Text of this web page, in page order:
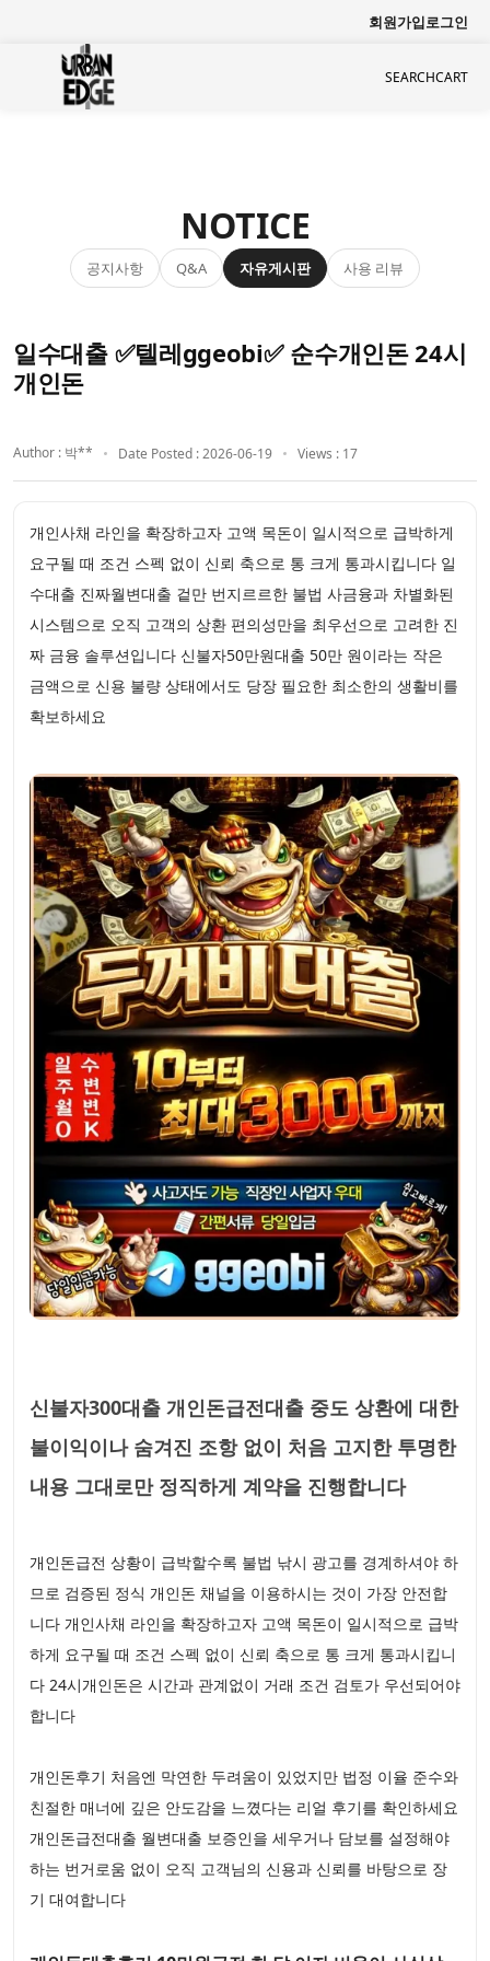
회원가입로그인
SEARCHCART
NOTICE
공지사항 Q&A 자유게시판 사용 리뷰
일수대출 ✅텔레ggeobi✅ 순수개인돈 24시
개인돈
Author : 박** Date Posted : 2026-06-19 Views : 17
개인사채 라인을 확장하고자 고액 목돈이 일시적으로 급박하게
요구될 때 조건 스펙 없이 신뢰 축으로 통 크게 통과시킵니다 일
수대출 진짜월변대출 겉만 번지르르한 불법 사금융과 차별화된
시스템으로 오직 고객의 상환 편의성만을 최우선으로 고려한 진
짜 금융 솔루션입니다 신불자50만원대출 50만 원이라는 작은
금액으로 신용 불량 상태에서도 당장 필요한 최소한의 생활비를
확보하세요
신불자300대출 개인돈급전대출 중도 상환에 대한
불이익이나 숨겨진 조항 없이 처음 고지한 투명한
내용 그대로만 정직하게 계약을 진행합니다
개인돈급전 상황이 급박할수록 불법 낚시 광고를 경계하셔야 하
므로 검증된 정식 개인돈 채널을 이용하시는 것이 가장 안전합
니다 개인사채 라인을 확장하고자 고액 목돈이 일시적으로 급박
하게 요구될 때 조건 스펙 없이 신뢰 축으로 통 크게 통과시킵니
다 24시개인돈은 시간과 관계없이 거래 조건 검토가 우선되어야
합니다
개인돈후기 처음엔 막연한 두려움이 있었지만 법정 이율 준수와
친절한 매너에 깊은 안도감을 느꼈다는 리얼 후기를 확인하세요
개인돈급전대출 월변대출 보증인을 세우거나 담보를 설정해야
하는 번거로움 없이 오직 고객님의 신용과 신뢰를 바탕으로 장
기 대여합니다